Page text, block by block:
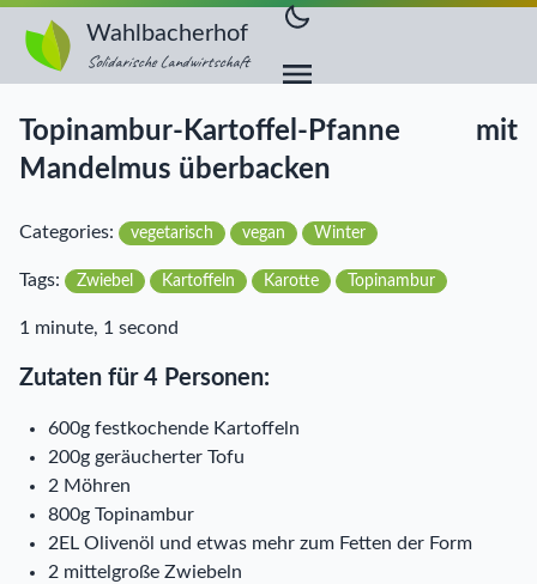
Wahlbacherhof
Solidarische Landwirtschaft
Topinambur-Kartoffel-Pfanne mit
Mandelmus überbacken
Categories: vegetarisch vegan Winter
Tags: Zwiebel Kartoffeln Karotte Topinambur
1 minute, 1 second
Zutaten für 4 Personen:
600g festkochende Kartoffeln
200g geräucherter Tofu
2 Möhren
800g Topinambur
2EL Olivenöl und etwas mehr zum Fetten der Form
2 mittelgroße Zwiebeln